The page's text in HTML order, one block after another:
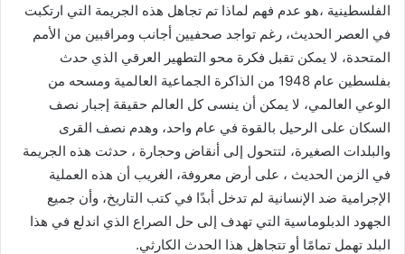
الفلسطينية ،هو عدم فهم لماذا تم تجاهل هذه الجريمة التي ارتكبت
في العصر الحديث، رغم تواجد صحفيين أجانب ومراقبين من الأمم
المتحدة، لا يمكن تقبل فكرة محو التطهير العرقي الذي حدث
بفلسطين عام 1948 من الذاكرة الجماعية العالمية ومسحه من
الوعي العالمي، لا يمكن أن ينسى كل العالم حقيقة إجبار نصف
السكان على الرحيل بالقوة في عام واحد، وهدم نصف القرى
والبلدات الصغيرة، لتتحول إلى أنقاض وحجارة ، حدثت هذه الجريمة
في الزمن الحديث ، على أرض معروفة، الغريب أن هذه العملية
الإجرامية ضد الإنسانية لم تدخل أبدًا في كتب التاريخ، وأن جميع
الجهود الدبلوماسية التي تهدف إلى حل الصراع الذي اندلع في هذا
البلد تهمل تمامًا أو تتجاهل هذا الحدث الكارثي.